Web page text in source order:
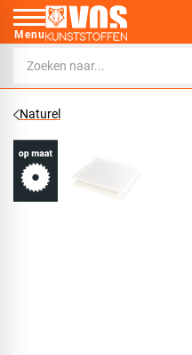
Menu
Naturel